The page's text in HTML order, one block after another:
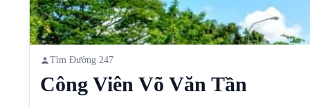
Tìm Đường 247
Công Viên Võ Văn Tần